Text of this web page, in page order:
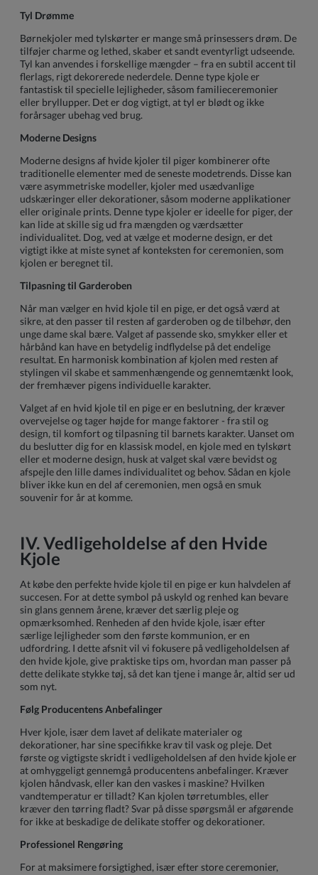
Tyl Drømme
Børnekjoler med tylskørter er mange små prinsessers drøm. De
tilføjer charme og lethed, skaber et sandt eventyrligt udseende.
Tyl kan anvendes i forskellige mængder – fra en subtil accent til
flerlags, rigt dekorerede nederdele. Denne type kjole er
fantastisk til specielle lejligheder, såsom familieceremonier
eller bryllupper. Det er dog vigtigt, at tyl er blødt og ikke
forårsager ubehag ved brug.
Moderne Designs
Moderne designs af hvide kjoler til piger kombinerer ofte
traditionelle elementer med de seneste modetrends. Disse kan
være asymmetriske modeller, kjoler med usædvanlige
udskæringer eller dekorationer, såsom moderne applikationer
eller originale prints. Denne type kjoler er ideelle for piger, der
kan lide at skille sig ud fra mængden og værdsætter
individualitet. Dog, ved at vælge et moderne design, er det
vigtigt ikke at miste synet af konteksten for ceremonien, som
kjolen er beregnet til.
Tilpasning til Garderoben
Når man vælger en hvid kjole til en pige, er det også værd at
sikre, at den passer til resten af garderoben og de tilbehør, den
unge dame skal bære. Valget af passende sko, smykker eller et
hårbånd kan have en betydelig indflydelse på det endelige
resultat. En harmonisk kombination af kjolen med resten af
stylingen vil skabe et sammenhængende og gennemtænkt look,
der fremhæver pigens individuelle karakter.
Valget af en hvid kjole til en pige er en beslutning, der kræver
overvejelse og tager højde for mange faktorer - fra stil og
design, til komfort og tilpasning til barnets karakter. Uanset om
du beslutter dig for en klassisk model, en kjole med en tylskørt
eller et moderne design, husk at valget skal være bevidst og
afspejle den lille dames individualitet og behov. Sådan en kjole
bliver ikke kun en del af ceremonien, men også en smuk
souvenir for år at komme.
IV. Vedligeholdelse af den Hvide
Kjole
At købe den perfekte hvide kjole til en pige er kun halvdelen af
succesen. For at dette symbol på uskyld og renhed kan bevare
sin glans gennem årene, kræver det særlig pleje og
opmærksomhed. Renheden af den hvide kjole, især efter
særlige lejligheder som den første kommunion, er en
udfordring. I dette afsnit vil vi fokusere på vedligeholdelsen af
den hvide kjole, give praktiske tips om, hvordan man passer på
dette delikate stykke tøj, så det kan tjene i mange år, altid ser ud
som nyt.
Følg Producentens Anbefalinger
Hver kjole, især dem lavet af delikate materialer og
dekorationer, har sine specifikke krav til vask og pleje. Det
første og vigtigste skridt i vedligeholdelsen af den hvide kjole er
at omhyggeligt gennemgå producentens anbefalinger. Kræver
kjolen håndvask, eller kan den vaskes i maskine? Hvilken
vandtemperatur er tilladt? Kan kjolen tørretumbles, eller
kræver den tørring fladt? Svar på disse spørgsmål er afgørende
for ikke at beskadige de delikate stoffer og dekorationer.
Professionel Rengøring
For at maksimere forsigtighed, især efter store ceremonier,